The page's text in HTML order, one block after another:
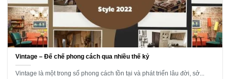
Vintage – Đế chế phong cách qua nhiều thế kỷ
Vintage là một trong số phong cách tồn tại và phát triển lâu đời, sở...